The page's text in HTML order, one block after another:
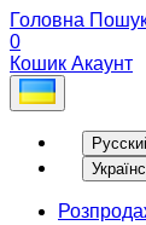
Головна
0
Кошик Акаунт